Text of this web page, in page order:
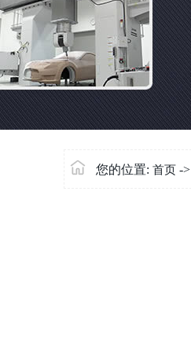
您的位置:首页 ->